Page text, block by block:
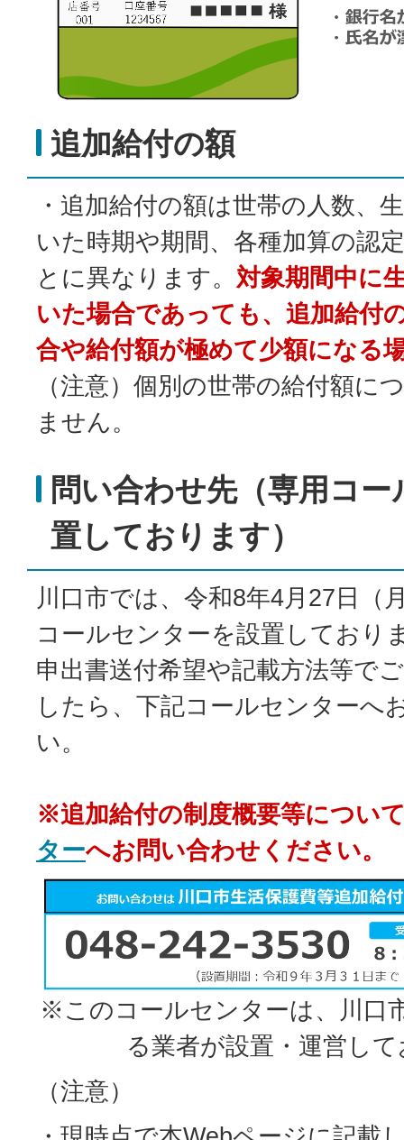
追加給付の額
・追加給付の額は世帯の人数、
いた時期や期間、各種加算の認
とに異なります。 対象期間中に
いた場合であっても、追加給付
合や給付額が極めて少額になる
（注意）個別の世帯の給付額に
ません。
問い合わせ先（専用コ
置しております）
川口市では、令和8年4月27日（
コールセンターを設置しており
申出書送付希望や記載方法等で
したら、下記コールセンターへ
い。
※追加給付の制度概要等につい
ターへお問い合わせください。
※このコールセンターは、川口
る業者が設置・運営し
（注意）